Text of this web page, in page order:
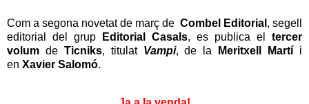
Com a segona novetat de març de Combel Editorial , segell
editorial del grup Editorial Casals, es publica el
tercer
volum de Ticniks, titulat Vampi, de la Meritxell Martí i
en Xavier Salomó.